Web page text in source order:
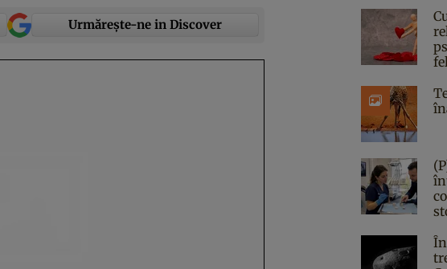
Urmărește-ne in Discover